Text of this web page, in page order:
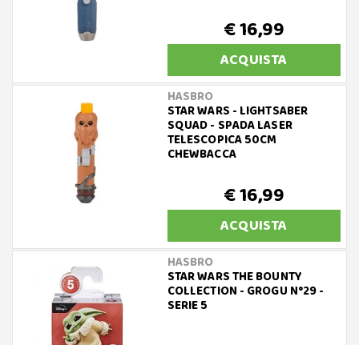
€ 16,99
ACQUISTA
HASBRO
STAR WARS - LIGHTSABER
SQUAD - SPADA LASER
TELESCOPICA 50CM
CHEWBACCA
€ 16,99
ACQUISTA
HASBRO
STAR WARS THE BOUNTY
COLLECTION - GROGU N°29 -
SERIE 5